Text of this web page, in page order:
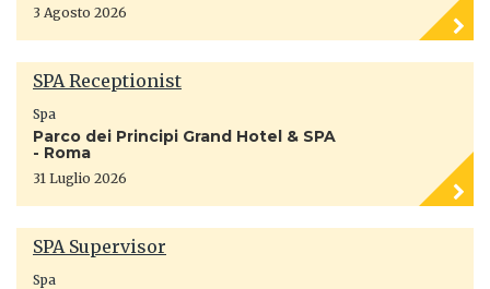
3 Agosto 2026
SPA Receptionist
Spa
Parco dei Principi Grand Hotel & SPA
- Roma
31 Luglio 2026
SPA Supervisor
Spa